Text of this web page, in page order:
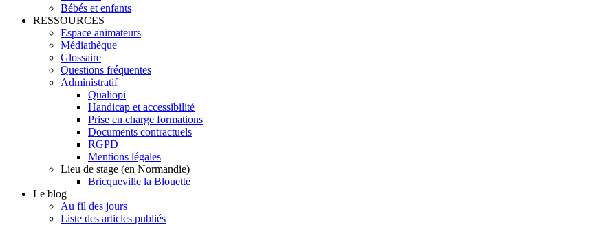
Bébés et enfants
RESSOURCES
Espace animateurs
Médiathèque
Glossaire
Questions fréquentes
Administratif
Qualiopi
Handicap et accessibilité
Prise en charge formations
Documents contractuels
RGPD
Mentions légales
Lieu de stage (en Normandie)
Bricqueville la Blouette
Le blog
Au fil des jours
Liste des articles publiés